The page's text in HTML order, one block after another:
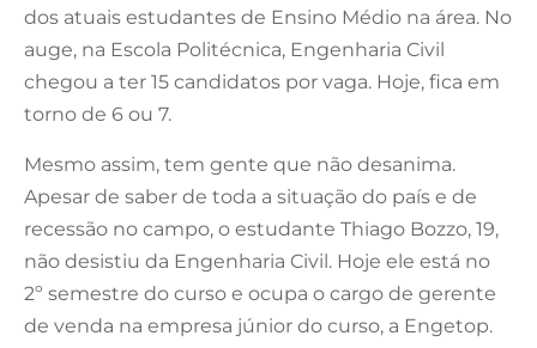
dos atuais estudantes de Ensino Médio na área. No
auge, na Escola Politécnica, Engenharia Civil
chegou a ter 15 candidatos por vaga. Hoje, fica em
torno de 6 ou 7.
Mesmo assim, tem gente que não desanima.
Apesar de saber de toda a situação do país e de
recessão no campo, o estudante Thiago Bozzo, 19,
não desistiu da Engenharia Civil. Hoje ele está no
2º semestre do curso e ocupa o cargo de gerente
de venda na empresa júnior do curso, a Engetop.